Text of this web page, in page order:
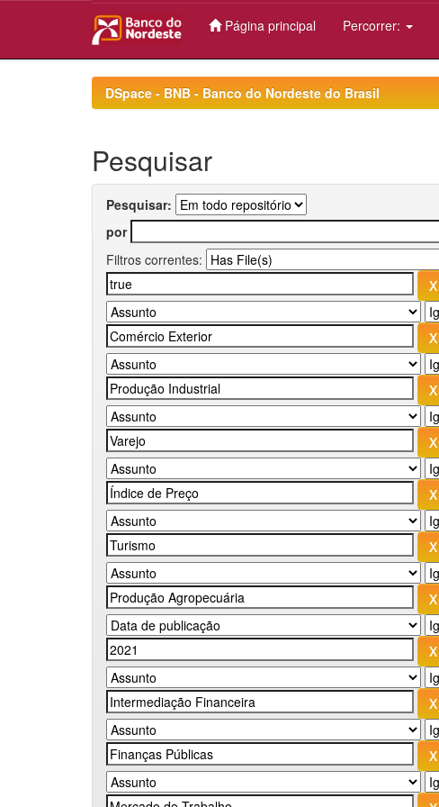
Página principal Percorrer:
DSpace - BNB - Banco do Nordeste do Brasil
Pesquisar
Pesquisar:
por
Filtros correntes: